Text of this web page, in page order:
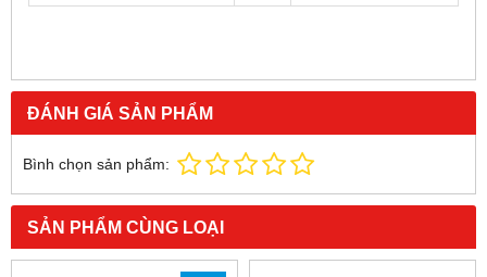
ĐÁNH GIÁ SẢN PHẨM
Bình chọn sản phẩm:
SẢN PHẨM CÙNG LOẠI